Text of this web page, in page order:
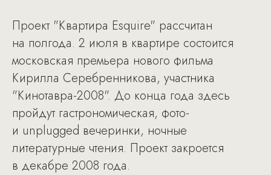
Проект "Квартира Esquire" рассчитан
на полгода. 2 июля в квартире состоится
московская премьера нового фильма
Кирилла Серебренникова, участника
"Кинотавра-2008". До конца года здесь
пройдут гастрономическая, фото-
и unplugged вечеринки, ночные
литературные чтения. Проект закроется
в декабре 2008 года.